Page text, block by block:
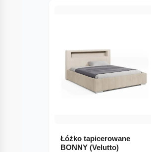
Łóżko tapicerowane
BONNY (Velutto)